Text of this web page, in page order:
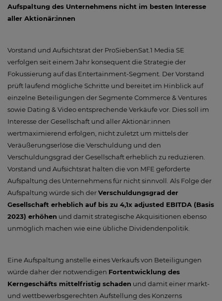
Aufspaltung des Unternehmens nicht im besten Interesse
aller Aktionär:innen
Vorstand und Aufsichtsrat der ProSiebenSat.1 Media SE
verfolgen seit einem Jahr konsequent die Strategie der
Fokussierung auf das Entertainment-Segment. Der Vorstand
prüft laufend mögliche Schritte und bereitet im Hinblick auf
einzelne Beteiligungen der Segmente Commerce & Ventures
sowie Dating & Video entsprechende Verkäufe vor. Dies soll im
Interesse der Gesellschaft und aller Aktionär:innen
wertmaximierend erfolgen, nicht zuletzt um mittels der
Veräußerungserlöse die Verschuldung und den
Verschuldungsgrad der Gesellschaft erheblich zu reduzieren.
Vorstand und Aufsichtsrat halten die von MFE geforderte
Aufspaltung des Unternehmens für nicht sinnvoll. Als Folge der
Aufspaltung würde sich derVerschuldungsgrad der
Gesellschaft erheblich auf bis zu 4,1x adjusted EBITDA (Basis
2023) erhöhen und damit strategische Akquisitionen ebenso
unmöglich machen wie eine übliche Dividendenpolitik.
Eine Aufspaltung anstelle eines Verkaufs von Beteiligungen
würde daher der notwendigen Fortentwicklung des
Kerngeschäfts mittelfristig schaden und damit einer markt-
und wettbewerbsgerechten Aufstellung des Konzerns